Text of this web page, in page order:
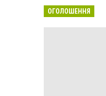
ОГОЛОШЕННЯ